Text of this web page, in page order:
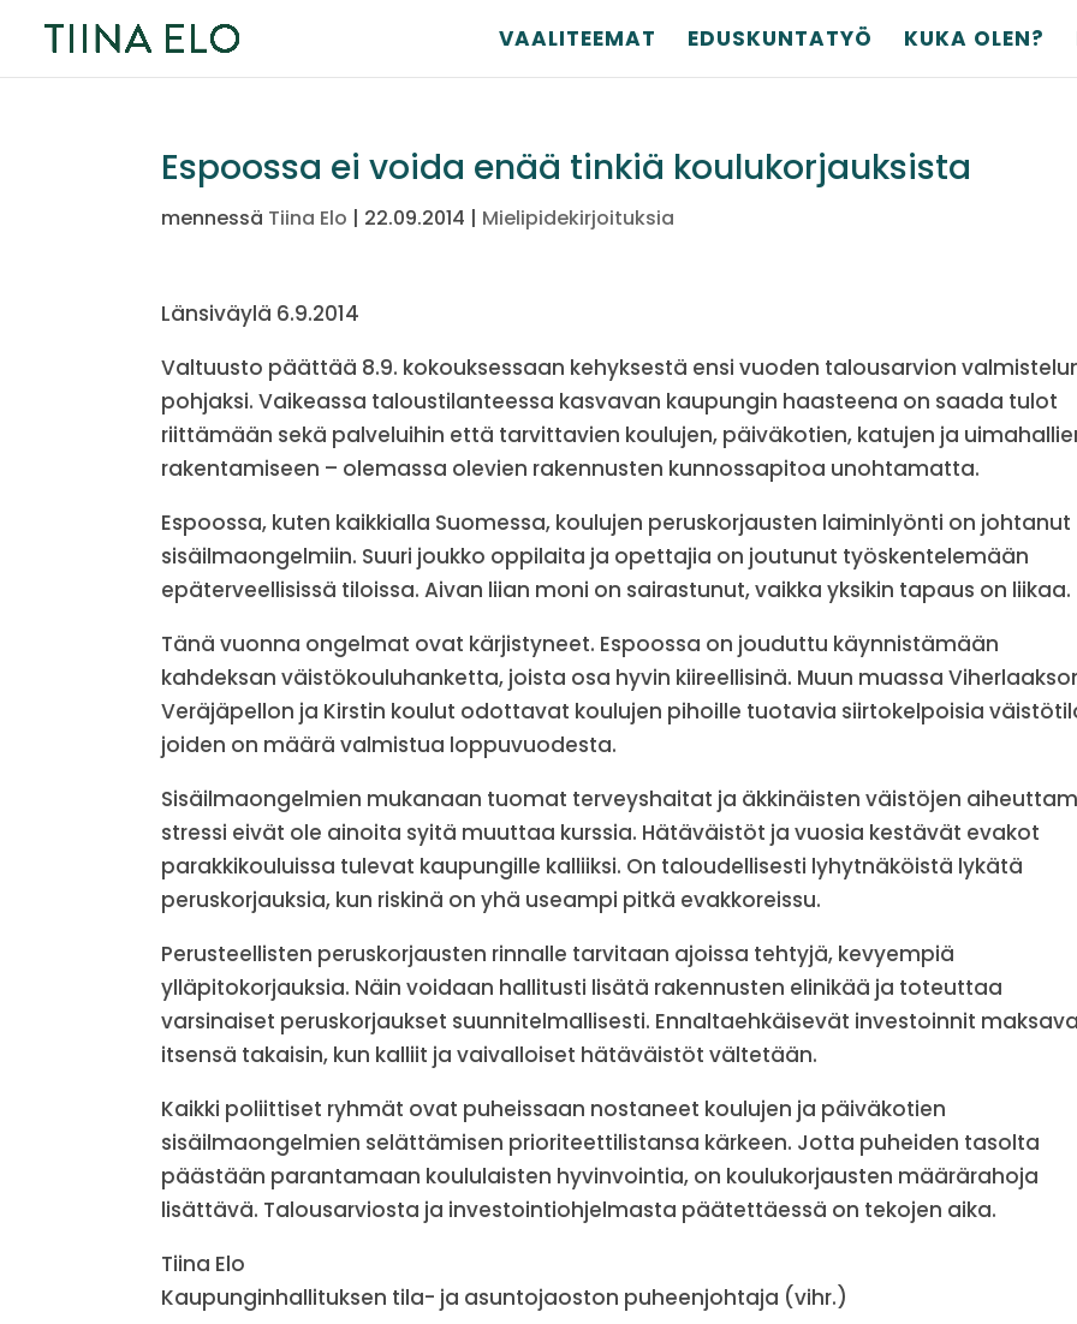
VAALITEEMAT EDUSKUNTATYÖ KUKA OLEN?
Espoossa ei voida enää tinkiä koulukorjauksista
mennessä Tiina Elo | 22.09.2014 | Mielipidekirjoituksia
Länsiväylä 6.9.2014
Valtuusto päättää 8.9. kokouksessaan kehyksestä ensi vuoden talousarvion
pohjaksi. Vaikeassa taloustilanteessa kasvavan kaupungin haasteena on saada tulot
riittämään sekä palveluihin että tarvittavien koulujen, päiväkotien, katujen ja
rakentamiseen – olemassa olevien rakennusten kunnossapitoa unohtamatta.
Espoossa, kuten kaikkialla Suomessa, koulujen peruskorjausten laiminlyönti on johtanut
sisäilmaongelmiin. Suuri joukko oppilaita ja opettajia on joutunut työskentelemään
epäterveellisissä tiloissa. Aivan liian moni on sairastunut, vaikka yksikin tapaus on liikaa.
Tänä vuonna ongelmat ovat kärjistyneet. Espoossa on jouduttu käynnistämään
kahdeksan väistökouluhanketta, joista osa hyvin kiireellisinä. Muun muassa
Veräjäpellon ja Kirstin koulut odottavat koulujen pihoille tuotavia siirtokelpoisia
joiden on määrä valmistua loppuvuodesta.
Sisäilmaongelmien mukanaan tuomat terveyshaitat ja äkkinäisten väistöjen
stressi eivät ole ainoita syitä muuttaa kurssia. Hätäväistöt ja vuosia kestävät evakot
parakkikouluissa tulevat kaupungille kalliiksi. On taloudellisesti lyhytnäköistä lykätä
peruskorjauksia, kun riskinä on yhä useampi pitkä evakkoreissu.
Perusteellisten peruskorjausten rinnalle tarvitaan ajoissa tehtyjä, kevyempiä
ylläpitokorjauksia. Näin voidaan hallitusti lisätä rakennusten elinikää ja toteuttaa
varsinaiset peruskorjaukset suunnitelmallisesti. Ennaltaehkäisevät investoinnit
itsensä takaisin, kun kalliit ja vaivalloiset hätäväistöt vältetään.
Kaikki poliittiset ryhmät ovat puheissaan nostaneet koulujen ja päiväkotien
sisäilmaongelmien selättämisen prioriteettilistansa kärkeen. Jotta puheiden tasolta
päästään parantamaan koululaisten hyvinvointia, on koulukorjausten määrärahoja
lisättävä. Talousarviosta ja investointiohjelmasta päätettäessä on tekojen aika.
Tiina Elo
Kaupunginhallituksen tila- ja asuntojaoston puheenjohtaja (vihr.)